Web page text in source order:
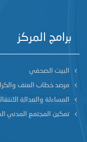
برامج المركز
البيت الصحفي
مرصد خطاب العنف
المساءلة والعدالة
تمكين المجتمع المدني